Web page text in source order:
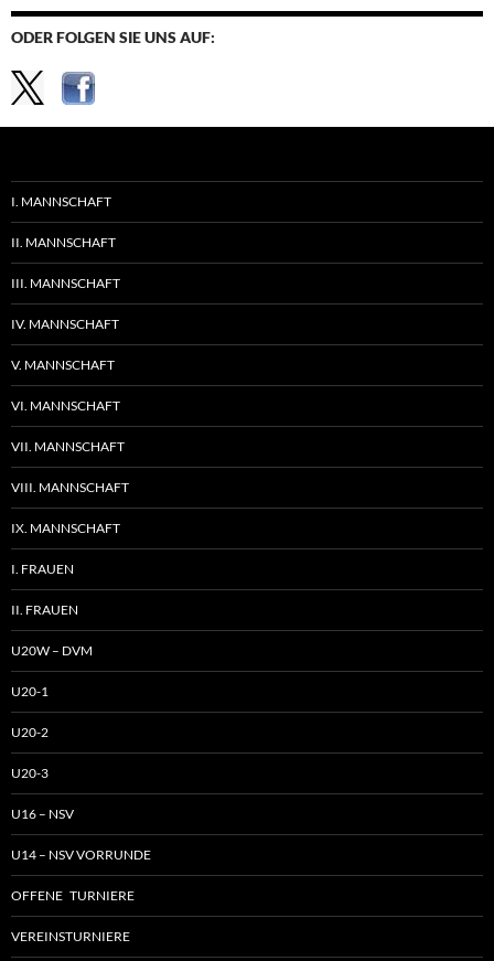
ODER FOLGEN SIE UNS AUF:
I. MANNSCHAFT
II. MANNSCHAFT
III. MANNSCHAFT
IV. MANNSCHAFT
V. MANNSCHAFT
VI. MANNSCHAFT
VII. MANNSCHAFT
VIII. MANNSCHAFT
IX. MANNSCHAFT
I. FRAUEN
II. FRAUEN
U20W – DVM
U20-1
U20-2
U20-3
U16 – NSV
U14 – NSV VORRUNDE
OFFENE TURNIERE
VEREINSTURNIERE